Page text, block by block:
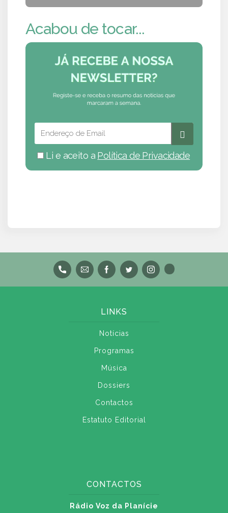
Acabou de tocar...
Li e aceito a Política de Privacidade
LINKS
Notícias
Programas
Música
Dossiers
Contactos
Estatuto Editorial
CONTACTOS
Rádio Voz da Planície